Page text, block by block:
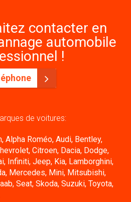
contacter en
automobile
!
de voitures:
Alpha Roméo, Audi, Bentley,
Citroen, Dacia, Dodge,
Infiniti, Jeep, Kia, Lamborghini,
Mercedes, Mini, Mitsubishi,
Seat, Skoda, Suzuki, Toyota,